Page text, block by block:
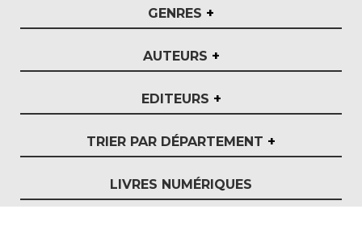
GENRES +
AUTEURS +
EDITEURS +
TRIER PAR DÉPARTEMENT +
LIVRES NUMÉRIQUES